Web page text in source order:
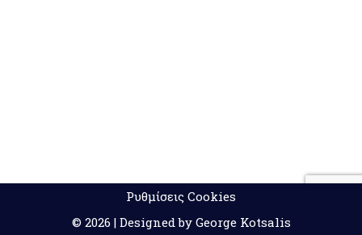
Ρυθμίσεις Cookies
© 2026 | Designed by George Kotsalis